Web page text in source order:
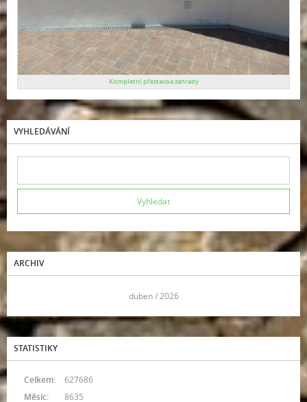
Kompletní přestavba zahrady
VYHLEDÁVÁNÍ
ARCHIV
duben / 2026
STATISTIKY
Celkem:
627686
Měsíc:
8635